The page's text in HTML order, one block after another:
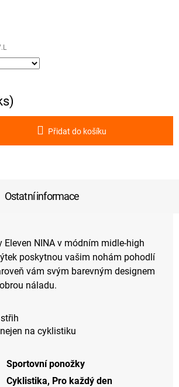
Přidat do košíku
Ostatní informace
Eleven NINA v módním midle-high
poskytnou vašim nohám pohodlí
vám svým barevným designem
náladu.
na cyklistiku
Sportovní ponožky
Cyklistika, Pro každý den